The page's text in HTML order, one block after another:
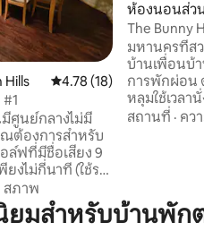
คะแนนเฉลี่ย 4.78 จาก 5,
4.78 (18)
ศูนย์กลางไม่มี
ต้องการสำหรับ
ล์ฟที่มีชื่อเสียง 9
ยงไม่กี่นาที (ใช้รถ
) และ KG Bar
ำหรับการออกไป
งคุณ
สภาพ
ห้องนอนส่วน
The Bunny
มหานครที่ส
บ้านเพื่อนบ้
การพักผ่อน
หลุมใช้เวลา
เช่าวงดนตรีใ
ฝั่งตรงข้าม
สถานที่ · คว
มสำหรับบ้านพักต